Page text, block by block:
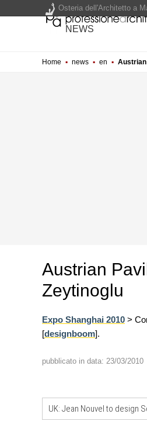
NEWS
Home ▪ news ▪ en ▪ Austrian
Austrian
Zeytinoglu
Expo Shanghai 2010 >
[designboom].
pubblicato in data: 23/03/2010